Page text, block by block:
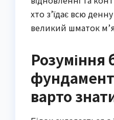
хто з’їдає всю
великий шматок
Розуміння
варто